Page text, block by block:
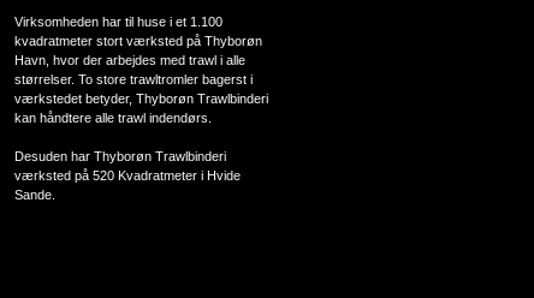
Virksomheden har til huse i et 1.100
kvadratmeter stort værksted på Thyborøn
Havn, hvor der arbejdes med trawl i alle
størrelser. To store trawltromler bagerst i
værkstedet betyder, Thyborøn Trawlbinderi
kan håndtere alle trawl indendørs.
Desuden har Thyborøn Trawlbinderi
værksted på 520 Kvadratmeter i Hvide
Sande.